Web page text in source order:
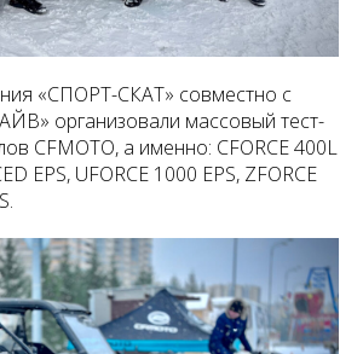
«СПОРТ-СКАТ» совместно с
организовали массовый тест-
CFMOTO, а именно: CFORCE 400L
EPS, UFORCE 1000 EPS, ZFORCE